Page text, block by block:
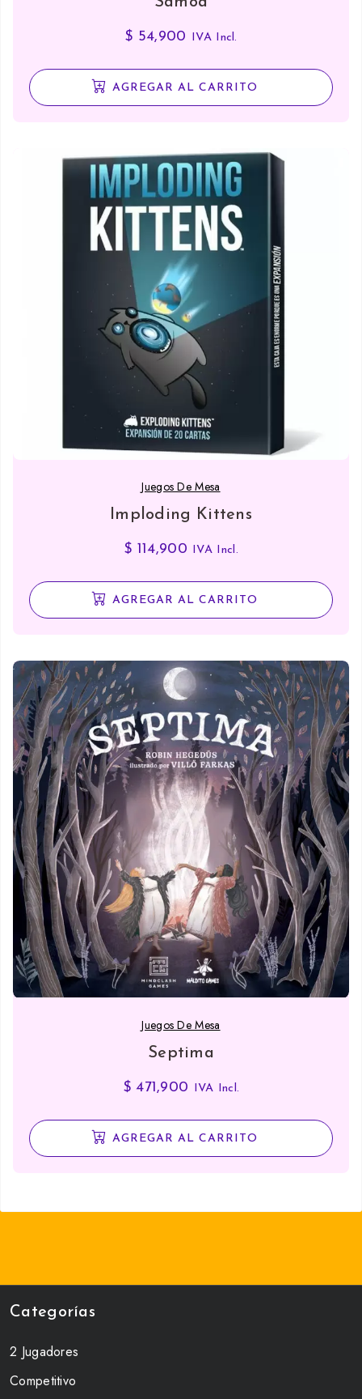
$ 54,900 IVA Incl.
AGREGAR AL CARRITO
Juegos De Mesa
Imploding Kittens
$ 114,900 IVA Incl.
AGREGAR AL CARRITO
Juegos De Mesa
Septima
$471,900 IVA Incl.
AGREGAR AL CARRITO
Categorías
2 Jugadores
Competitivo